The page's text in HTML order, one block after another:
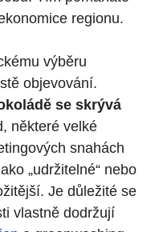
regionu.
výběru
objevování.
se skrývá
některé velké
snahách
„udržitelné“ nebo
Je důležité se
vlastně dodržují